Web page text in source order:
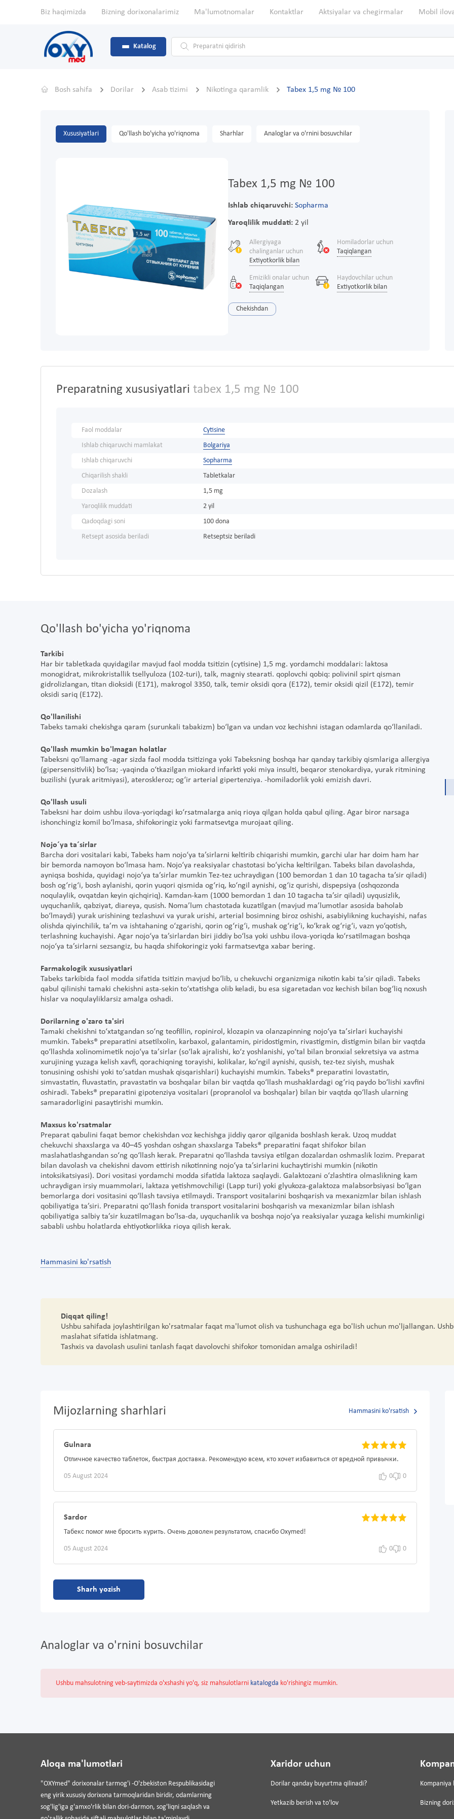
Biz haqimizda Bizning dorixonalarimiz Ma'lumotnomalar Kontaktlar Aktsiyalar va chegirmalar Mobil
Katalog
Bosh sahifa Dorilar Asab tizimi Nikotinga qaramlik Tabex 1,5 mg № 100
Xususiyatlari Qo'llash bo'yicha yo'riqnoma Sharhlar Analoglar va o'rnini bosuvchilar
Tabex 1,5 mg № 100
Ishlab chiqaruvchi: Sopharma
Yaroqlilik muddati:2 yil
Allergiyaga
chalinganlar uchun
Extiyotkorlik bilan
Homiladorlar uchun
Taqiqlangan
Emizikli onalar uchun
Taqiqlangan
Haydovchilar uchun
Extiyotkorlik bilan
Chekishdan
Preparatning xususiyatlari tabex 1,5 mg № 100
Faol moddalar
Cytisine
Ishlab chiqaruvchi mamlakat
Bolgariya
Ishlab chiqaruvchi
Sopharma
Chiqarilish shakli
Tabletkalar
Dozalash
1,5 mg
Yaroqlilik muddati
2 yil
Qadoqdagi soni
100 dona
Retsept asosida beriladi
Retseptsiz beriladi
Qo'llash bo'yicha yo'riqnoma
Tarkibi
Har bir tabletkada quyidagilar mavjud faol modda tsitizin (cytisine) 1,5 mg. yordamchi moddalari: laktosa
monogidrat, mikrokristallik tsellyuloza (102-turi), talk, magniy stearati. qoplovchi qobiq: polivinil spirt qisman
gidrolizlangan, titan dioksidi (E171), makrogol 3350, talk, temir oksidi qora (E172), temir oksidi qizil (E172), temir
oksidi sariq (E172).
Qo'llanilishi
Tabeks tamaki chekishga qaram (surunkali tabakizm) bo‘lgan va undan voz kechishni istagan odamlarda qo‘llaniladi.
Qo'llash mumkin bo'lmagan holatlar
Tabeksni qo‘llamang -agar sizda faol modda tsitizinga yoki Tabeksning boshqa har qanday tarkibiy qismlariga allergiya
(gipersensitivlik) bo‘lsa; -yaqinda o‘tkazilgan miokard infarkti yoki miya insulti, beqaror stenokardiya, yurak ritmining
buzilishi (yurak aritmiyasi), ateroskleroz; og‘ir arterial gipertenziya. -homiladorlik yoki emizish davri.
Qo'llash usuli
Tabeksni har doim ushbu ilova-yoriqdagi ko‘rsatmalarga aniq rioya qilgan holda qabul qiling. Agar biror narsaga
ishonchingiz komil bo‘lmasa, shifokoringiz yoki farmatsevtga murojaat qiling.
Nojo´ya ta´sirlar
Barcha dori vositalari kabi, Tabeks ham nojo‘ya ta’sirlarni keltirib chiqarishi mumkin, garchi ular har doim ham har
bir bemorda namoyon bo‘lmasa ham. Nojo‘ya reaksiyalar chastotasi bo‘yicha keltirilgan. Tabeks bilan davolashda,
ayniqsa boshida, quyidagi nojo‘ya ta’sirlar mumkin Tez-tez uchraydigan (100 bemordan 1 dan 10 tagacha ta’sir qiladi)
bosh og‘rig‘i, bosh aylanishi, qorin yuqori qismida og‘riq, ko‘ngil aynishi, og‘iz qurishi, dispepsiya (oshqozonda
noqulaylik, ovqatdan keyin qichqiriq). Kamdan-kam (1000 bemordan 1 dan 10 tagacha ta’sir qiladi) uyqusizlik,
uyquchanlik, qabziyat, diareya, qusish. Noma’lum chastotada kuzatilgan (mavjud ma’lumotlar asosida baholab
bo‘lmaydi) yurak urishining tezlashuvi va yurak urishi, arterial bosimning biroz oshishi, asabiylikning kuchayishi, nafas
olishda qiyinchilik, ta’m va ishtahaning o‘zgarishi, qorin og‘rig‘i, mushak og‘rig‘i, ko‘krak og‘rig‘i, vazn yo‘qotish,
terlashning kuchayishi. Agar nojo‘ya ta’sirlardan biri jiddiy bo‘lsa yoki ushbu ilova-yoriqda ko‘rsatilmagan boshqa
nojo‘ya ta’sirlarni sezsangiz, bu haqda shifokoringiz yoki farmatsevtga xabar bering.
Farmakologik xususiyatlari
Tabeks tarkibida faol modda sifatida tsitizin mavjud bo‘lib, u chekuvchi organizmiga nikotin kabi ta’sir qiladi. Tabeks
qabul qilinishi tamaki chekishni asta-sekin to‘xtatishga olib keladi, bu esa sigaretadan voz kechish bilan bog‘liq noxush
hislar va noqulayliklarsiz amalga oshadi.
Dorilarning o'zaro ta'siri
Tamaki chekishni to‘xtatgandan so‘ng teofillin, ropinirol, klozapin va olanzapinning nojo‘ya taʼsirlari kuchayishi
mumkin. Tabeks® preparatini atsetilxolin, karbaxol, galantamin, piridostigmin, rivastigmin, distigmin bilan bir vaqtda
qo‘llashda xolinomimetik nojo‘ya taʼsirlar (so‘lak ajralishi, ko‘z yoshlanishi, yo‘tal bilan bronxial sekretsiya va astma
xurujining yuzaga kelish xavfi, qorachiqning torayishi, kolikalar, ko‘ngil aynishi, qusish, tez-tez siyish, mushak
tonusining oshishi yoki to‘satdan mushak qisqarishlari) kuchayishi mumkin. Tabeks® preparatini lovastatin,
simvastatin, fluvastatin, pravastatin va boshqalar bilan bir vaqtda qo‘llash mushaklardagi og‘riq paydo bo‘lishi xavfini
oshiradi. Tabeks® preparatini gipotenziya vositalari (propranolol va boshqalar) bilan bir vaqtda qo‘llash ularning
samaradorligini pasaytirishi mumkin.
Maxsus ko'rsatmalar
Preparat qabulini faqat bemor chekishdan voz kechishga jiddiy qaror qilganida boshlash kerak. Uzoq muddat
chekuvchi shaxslarga va 40–45 yoshdan oshgan shaxslarga Tabeks® preparatini faqat shifokor bilan
maslahatlashgandan so‘ng qo‘llash kerak. Preparatni qo‘llashda tavsiya etilgan dozalardan oshmaslik lozim. Preparat
bilan davolash va chekishni davom ettirish nikotinning nojo‘ya ta’sirlarini kuchaytirishi mumkin (nikotin
intoksikatsiyasi). Dori vositasi yordamchi modda sifatida laktoza saqlaydi. Galaktozani o‘zlashtira olmaslikning kam
uchraydigan irsiy muammolari, laktaza yetishmovchiligi (Lapp turi) yoki glyukoza-galaktoza malabsorbsiyasi bo‘lgan
bemorlarga dori vositasini qo‘llash tavsiya etilmaydi. Transport vositalarini boshqarish va mexanizmlar bilan ishlash
qobiliyatiga ta’siri. Preparatni qo‘llash fonida transport vositalarini boshqarish va mexanizmlar bilan ishlash
qobiliyatiga salbiy ta’sir kuzatilmagan bo‘lsa-da, uyquchanlik va boshqa nojo‘ya reaksiyalar yuzaga kelishi mumkinligi
sababli ushbu holatlarda ehtiyotkorlikka rioya qilish kerak.
Hammasini ko'rsatish
Diqqat qiling!
Ushbu sahifada joylashtirilgan ko'rsatmalar faqat ma'lumot olish va tushunchaga ega bo'lish uchun mo'ljallangan.
maslahat sifatida ishlatmang.
Tashxis va davolash usulini tanlash faqat davolovchi shifokor tomonidan amalga oshiriladi!
Mijozlarning sharhlari Hammasini ko'rsatish
Gulnara
Отличное качество таблеток, быстрая доставка. Рекомендую всем, кто хочет избавиться от вредной привычки.
05 August 2024 0 0
Sardor
Табекс помог мне бросить курить. Очень доволен результатом, спасибо Oxymed!
05 August 2024 0 0
Sharh yozish
Analoglar va o'rnini bosuvchilar
Ushbu mahsulotning veb-saytimizda o'xshashi yo'q, siz mahsulotlarni katalogda ko'rishingiz mumkin.
Aloqa ma'lumotlari
"OXYmed" dorixonalar tarmog'i -O'zbekiston Respublikasidagi
eng yirik xususiy dorixona tarmoqlaridan biridir, odamlarning
sog'lig'iga g'amxo'rlik bilan dori-darmon, sog'liqni saqlash va
Xaridor uchun
Dorilar qanday buyurtma qilinadi?
Yetkazib berish va to'lov
Kompaniya
Bizning